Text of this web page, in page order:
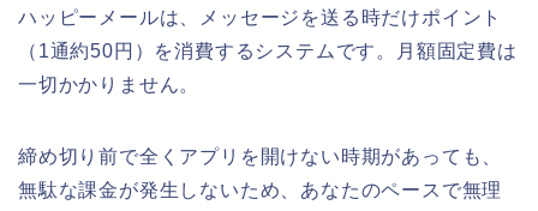
ハッピーメールは、メッセージを送る時だけポイント
（1通約50円）を消費するシステムです。月額固定費は
一切かかりません。
締め切り前で全くアプリを開けない時期があっても、
無駄な課金が発生しないため、あなたのペースで無理